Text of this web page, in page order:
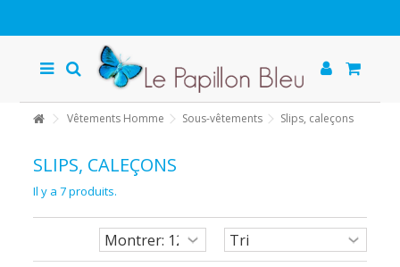
Vêtements Homme Sous-vêtements Slips, caleçons
SLIPS, CALEÇONS
Il y a 7 produits.